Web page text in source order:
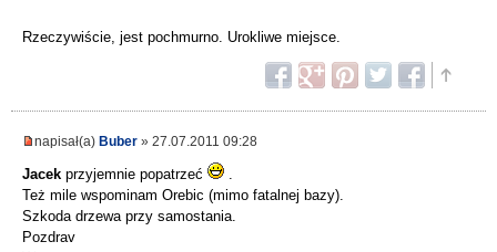
Rzeczywiście, jest pochmurno. Urokliwe miejsce.
napisał(a) Buber » 27.07.2011 09:28
Jacek przyjemnie popatrzeć
.
Też mile wspominam Orebic (mimo fatalnej bazy).
Szkoda drzewa przy samostania.
Pozdrav